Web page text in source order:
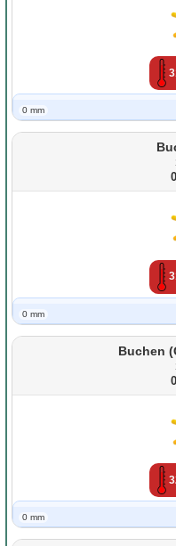
0 mm
0 mm
Buchen
0 mm